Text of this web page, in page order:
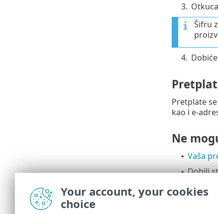
3.
Šifru
4.
Pretplate
kao i e-
Ne
• Vaša
• Dobili
a)
Your account, your cookies
choice